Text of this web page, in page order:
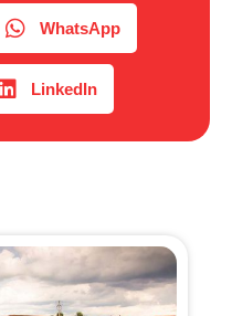
WhatsApp
LinkedIn